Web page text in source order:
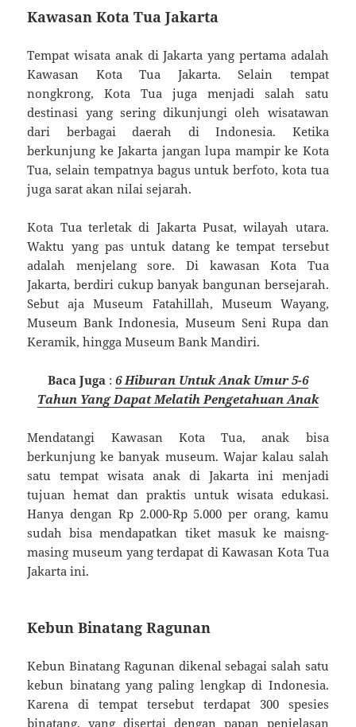
Kawasan Kota Tua Jakarta
Tempat wisata anak di Jakarta yang pertama adalah
Kawasan Kota Tua Jakarta. Selain tempat
nongkrong, Kota Tua juga menjadi salah satu
destinasi yang sering dikunjungi oleh wisatawan
dari berbagai daerah di Indonesia. Ketika
berkunjung ke Jakarta jangan lupa mampir ke Kota
Tua, selain tempatnya bagus untuk berfoto, kota tua
juga sarat akan nilai sejarah.
Kota Tua terletak di Jakarta Pusat, wilayah utara.
Waktu yang pas untuk datang ke tempat tersebut
adalah menjelang sore. Di kawasan Kota Tua
Jakarta, berdiri cukup banyak bangunan bersejarah.
Sebut aja Museum Fatahillah, Museum Wayang,
Museum Bank Indonesia, Museum Seni Rupa dan
Keramik, hingga Museum Bank Mandiri.
Baca Juga : 6 Hiburan Untuk Anak Umur 5-6
Tahun Yang Dapat Melatih Pengetahuan Anak
Mendatangi Kawasan Kota Tua, anak bisa
berkunjung ke banyak museum. Wajar kalau salah
satu tempat wisata anak di Jakarta ini menjadi
tujuan hemat dan praktis untuk wisata edukasi.
Hanya dengan Rp 2.000-Rp 5.000 per orang, kamu
sudah bisa mendapatkan tiket masuk ke maisng-
masing museum yang terdapat di Kawasan Kota Tua
Jakarta ini.
Kebun Binatang Ragunan
Kebun Binatang Ragunan dikenal sebagai salah satu
kebun binatang yang paling lengkap di Indonesia.
Karena di tempat tersebut terdapat 300 spesies
binatang, yang disertai dengan papan penjelasan